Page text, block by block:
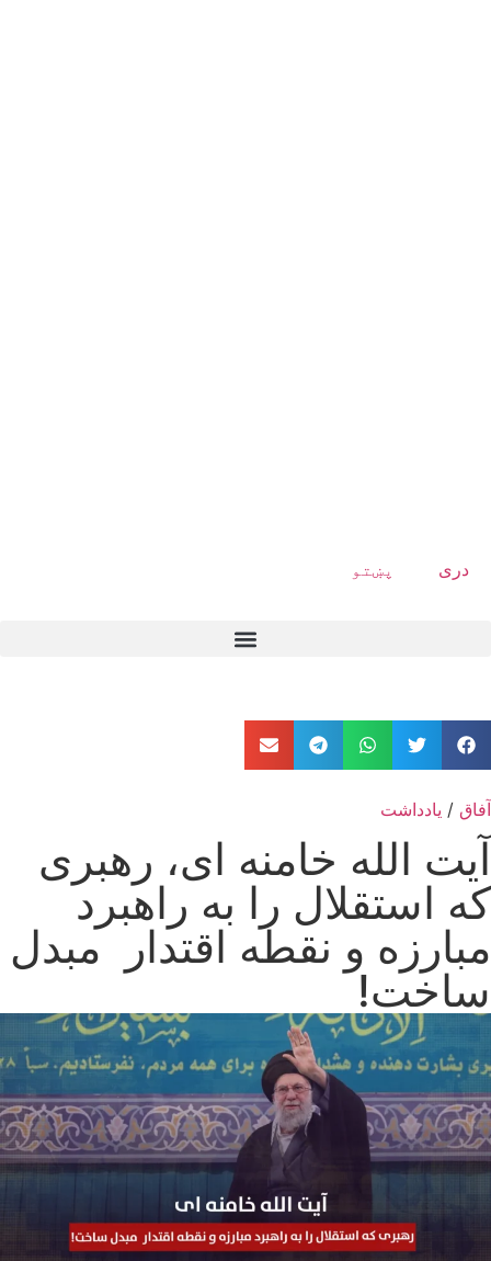
دری پښتو
آفاق / یادداشت
آیت الله خامنه ای، رهبری
که استقلال را به راهبرد
مبارزه و نقطه اقتدار مبدل
ساخت!